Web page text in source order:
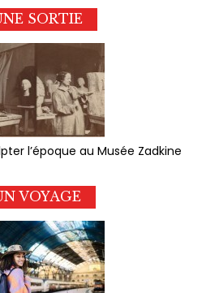
SORTIE
l’époque au Musée Zadkine
VOYAGE